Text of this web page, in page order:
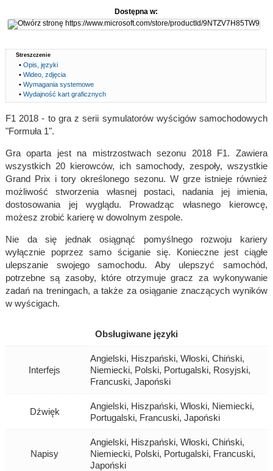
Dostępna w:
Streszczenie
•Opis, języki
•Wideo, zdjęcia
•Wymagania systemowe
•Wydajność kart graficznych
F1 2018 - to gra z serii symulatorów wyścigów samochodowych
"Formuła 1".
Gra oparta jest na mistrzostwach sezonu 2018 F1. Zawiera
wszystkich 20 kierowców, ich samochody, zespoły, wszystkie
Grand Prix i tory określonego sezonu. W grze istnieje również
możliwość stworzenia własnej postaci, nadania jej imienia,
dostosowania jej wyglądu. Prowadząc własnego kierowcę,
możesz zrobić karierę w dowolnym zespole.
Nie da się jednak osiągnąć pomyślnego rozwoju kariery
wyłącznie poprzez samo ściganie się. Konieczne jest ciągłe
ulepszanie swojego samochodu. Aby ulepszyć samochód,
potrzebne są zasoby, które otrzymuje gracz za wykonywanie
zadań na treningach, a także za osiąganie znaczących wyników
w wyścigach.
Obsługiwane języki
Interfejs
Angielski, Hiszpański, Włoski, Chiński,
Niemiecki, Polski, Portugalski, Rosyjski,
Francuski, Japoński
Dźwięk
Angielski, Hiszpański, Włoski, Niemiecki,
Portugalski, Francuski, Japoński
Napisy
Angielski, Hiszpański, Włoski, Chiński,
Niemiecki, Polski, Portugalski, Francuski,
Japoński